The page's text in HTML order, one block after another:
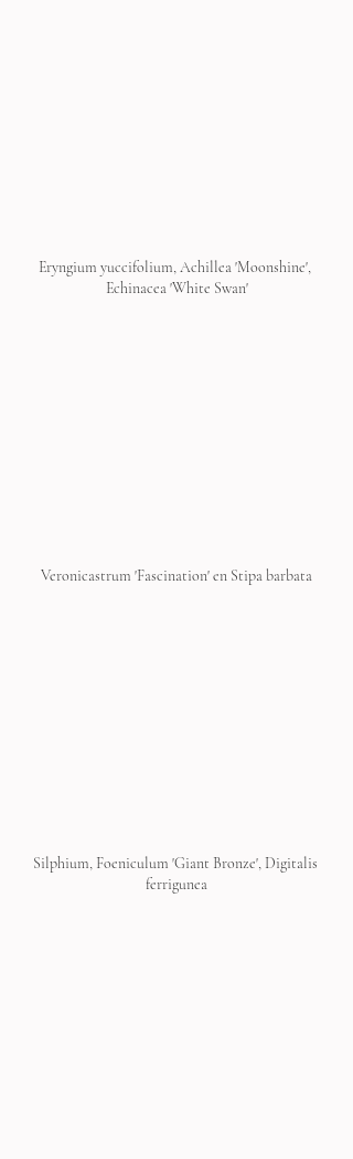
Eryngium yuccifolium, Achillea 'Moonshine',
Echinacea 'White Swan'
Veronicastrum 'Fascination' en Stipa barbata
Silphium, Foeniculum 'Giant Bronze', Digitalis
ferrigunea